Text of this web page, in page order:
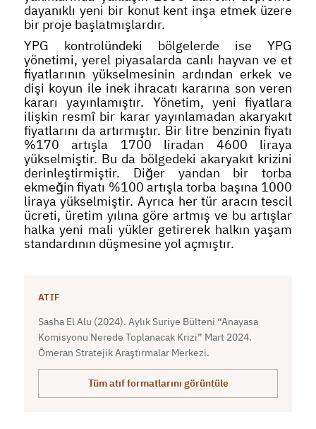
dayanıklı yeni bir konut kent inşa etmek üzere
bir proje başlatmışlardır.
YPG kontrolündeki bölgelerde ise YPG
yönetimi, yerel piyasalarda canlı hayvan ve et
fiyatlarının yükselmesinin ardından erkek ve
dişi koyun ile inek ihracatı kararına son veren
kararı yayınlamıştır. Yönetim, yeni fiyatlara
ilişkin resmî bir karar yayınlamadan akaryakıt
fiyatlarını da artırmıştır. Bir litre benzinin fiyatı
%170 artışla 1700 liradan 4600 liraya
yükselmiştir. Bu da bölgedeki akaryakıt krizini
derinleştirmiştir. Diğer yandan bir torba
ekmeğin fiyatı %100 artışla torba başına 1000
liraya yükselmiştir. Ayrıca her tür aracın tescil
ücreti, üretim yılına göre artmış ve bu artışlar
halka yeni mali yükler getirerek halkın yaşam
standardının düşmesine yol açmıştır.
ATIF
Sasha El Alu (2024). Aylık Suriye Bülteni “Anayasa
Komisyonu Nerede Toplanacak Krizi” Mart 2024.
Ömeran Stratejik Araştırmalar Merkezi.
Tüm atıf formatlarını görüntüle